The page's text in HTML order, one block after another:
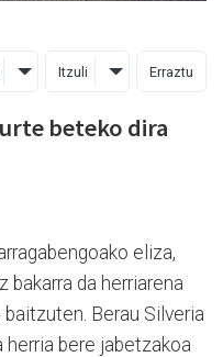
Itzuli Erraztu
beteko dira
eliza,
bakarra da herriarena
Berau Silveria
herria bere jabetzakoa